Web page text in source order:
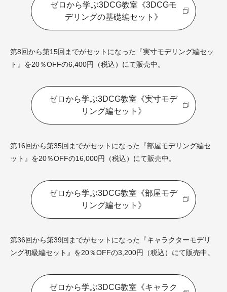
ゼロから学ぶ3DCG教室《3DCGモ
デリングの基礎編セット》
第8回から第15回までがセットになった『実寸モデリング編セッ
ト』を20％OFFの6,400円（税込）にて販売中。
ゼロから学ぶ3DCG教室《実寸モデ
リング編セット》
第16回から第35回までがセットになった『部屋モデリング編セ
ット』を20％OFFの16,000円（税込）にて販売中。
ゼロから学ぶ3DCG教室《部屋モデ
リング編セット》
第36回から第39回までがセットになった『キャラクターモデリ
ング初級編セット』を20％OFFの3,200円（税込）にて販売中。
ゼロから学ぶ3DCG教室《キャラク